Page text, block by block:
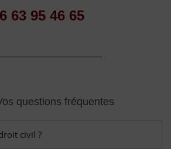
63 95 46 65
questions fréquentes
civil ?